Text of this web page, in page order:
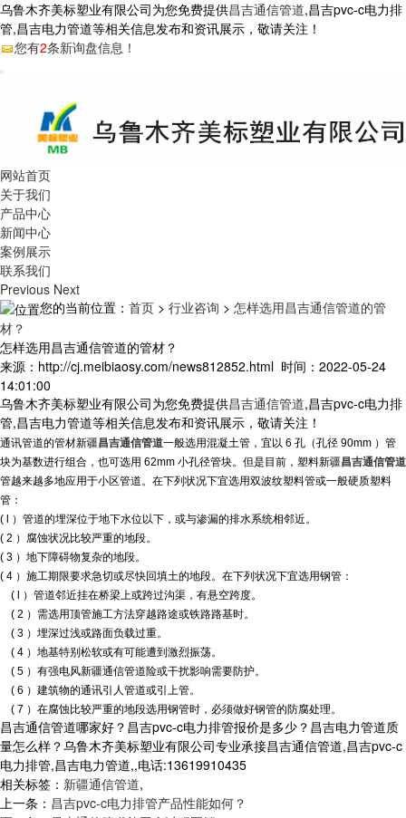
乌鲁木齐美标塑业有限公司为您免费提供昌吉通信管道,昌吉pvc-c电力排
管,昌吉电力管道等相关信息发布和资讯展示，敬请关注！
您有2条新询盘信息！
网站首页
关于我们
产品中心
新闻中心
案例展示
联系我们
Previous Next
您的当前位置： 首页 > 行业咨询 > 怎样选用昌吉通信管道的管
材？
怎样选用昌吉通信管道的管材？
来源：http://cj.meibiaosy.com/news812852.html 时间：2022-05-24
14:01:00
乌鲁木齐美标塑业有限公司为您免费提供昌吉通信管道,昌吉pvc-c电力排
管,昌吉电力管道等相关信息发布和资讯展示，敬请关注！
通讯管道的管材新疆昌吉通信管道一般选用混凝土管，宜以 6 孔（孔径 90mm ）管
块为基数进行组合，也可选用 62mm 小孔径管块。但是目前，塑料新疆昌吉通信管道
管越来越多地应用于小区管道。在下列状况下宜选用双波纹塑料管或一般硬质塑料
管：
( l ）管道的埋深位于地下水位以下，或与渗漏的排水系统相邻近。
( 2 ）腐蚀状况比较严重的地段。
( 3 ）地下障碍物复杂的地段。
( 4 ）施工期限要求急切或尽快回填土的地段。在下列状况下宜选用钢管：
( l ）管道邻近挂在桥梁上或跨过沟渠，有悬空跨度。
( 2 ）需选用顶管施工方法穿越路途或铁路路基时。
( 3 ）埋深过浅或路面负载过重。
( 4 ）地基特别松软或有可能遭到激烈振荡。
( 5 ）有强电风新疆通信管道险或干扰影响需要防护。
( 6 ）建筑物的通讯引人管道或引上管。
( 7 ）在腐蚀比较严重的地段选用钢管时，必须做好钢管的防腐处理。
昌吉通信管道哪家好？昌吉pvc-c电力排管报价是多少？昌吉电力管道质
量怎么样？乌鲁木齐美标塑业有限公司专业承接昌吉通信管道,昌吉pvc-c
电力排管,昌吉电力管道,,电话:13619910435
相关标签： 新疆通信管道,
上一条： 昌吉pvc-c电力排管产品性能如何？